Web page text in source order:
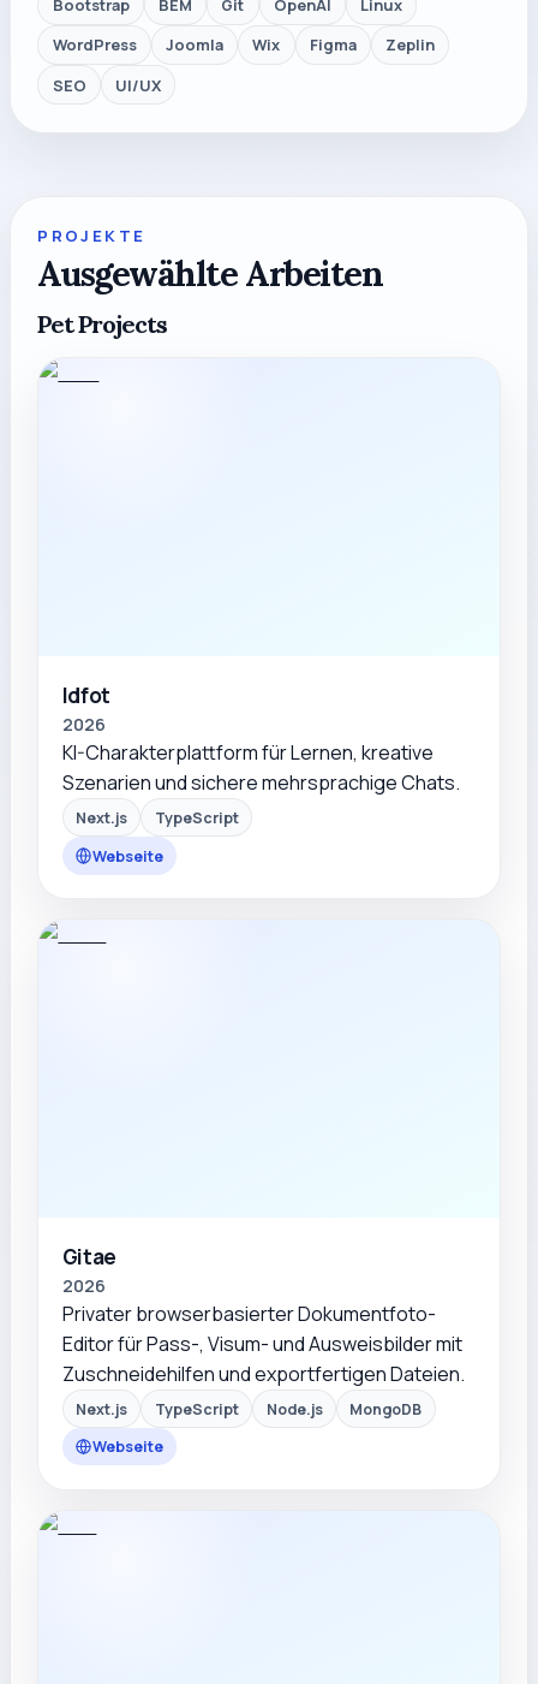
Bootstrap
BEM Git OpenAI
Linux
WordPress
Joomla Wix Figma
Zeplin
SEO
UI/UX
PROJEKTE
Ausgewählte Arbeiten
Pet Projects
Idfot
2026
KI-Charakterplattform für Lernen, kreative
Szenarien und sichere mehrsprachige Chats.
Next.js
TypeScript
Webseite
Gitae
2026
Privater browserbasierter Dokumentfoto-
Editor für Pass-, Visum- und Ausweisbilder mit
Zuschneidehilfen und exportfertigen Dateien.
Next.js TypeScript Node.js
MongoDB
Webseite